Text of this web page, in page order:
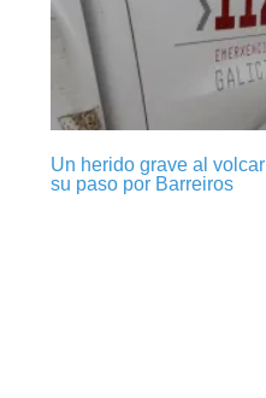
Un herido grave al
su paso por Barreiros